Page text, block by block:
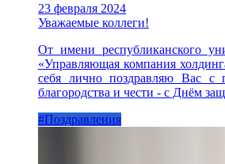
23 февраля 2024
Уважаемые коллеги!
От имени республиканского
«Управляющая компания
себя лично поздравляю Вас с
благородства и чести - с Днём
#Поздравления